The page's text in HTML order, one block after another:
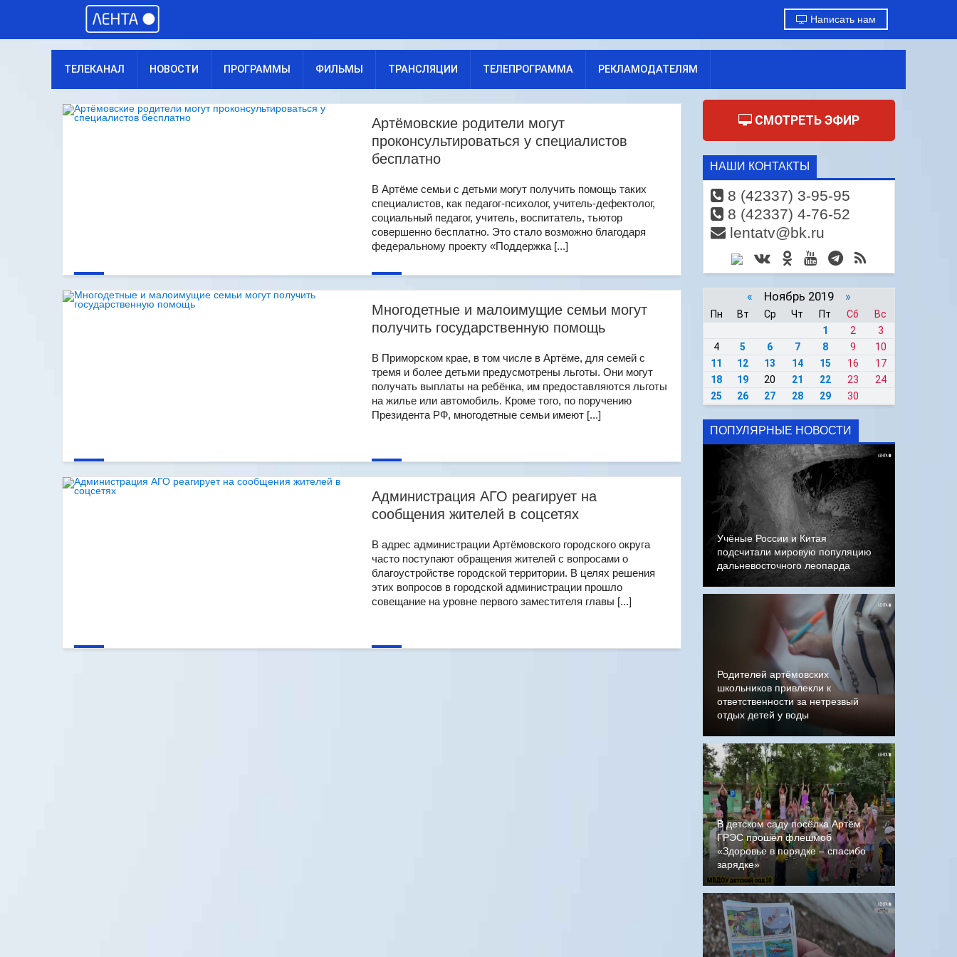
Написать нам
ТЕЛЕКАНАЛ НОВОСТИ ПРОГРАММЫ ФИЛЬМЫ ТРАНСЛЯЦИИ ТЕЛЕПРОГРАММА РЕКЛАМОДАТЕЛЯМ
Артёмовские родители могут
проконсультироваться у специалистов
бесплатно
В Артёме семьи с детьми могут получить помощь таких
специалистов, как педагог-психолог, учитель-дефектолог,
социальный педагог, учитель, воспитатель, тьютор
совершенно бесплатно. Это стало возможно благодаря
федеральному проекту «Поддержка [...]
Многодетные и малоимущие семьи могут
получить государственную помощь
В Приморском крае, в том числе в Артёме, для семей с
тремя и более детьми предусмотрены льготы. Они могут
получать выплаты на ребёнка, им предоставляются льготы
на жилье или автомобиль. Кроме того, по поручению
Президента РФ, многодетные семьи имеют [...]
Администрация АГО реагирует на
сообщения жителей в соцсетях
В адрес администрации Артёмовского городского округа
часто поступают обращения жителей с вопросами о
благоустройстве городской территории. В целях решения
этих вопросов в городской администрации прошло
совещание на уровне первого заместителя главы [...]
СМОТРЕТЬ ЭФИР
НАШИ КОНТАКТЫ
8 (42337) 3-95-95
8 (42337) 4-76-52
lentatv@bk.ru
« Ноябрь 2019 »
Пн Вт Ср Чт Пт Сб
Вс
1
2
3
4
5 6 7 8 9
10
11
12 13 14 15 16
17
18
19 20 21 22 23
24
25
26 27 28 29 30
ПОПУЛЯРНЫЕ НОВОСТИ
Учёные России и Китая
подсчитали мировую популяцию
дальневосточного леопарда
Родителей артёмовских
школьников привлекли к
ответственности за нетрезвый
отдых детей у воды
В детском саду посёлка Артём
ГРЭС прошёл флешмоб
«Здоровье в порядке – спасибо
зарядке»